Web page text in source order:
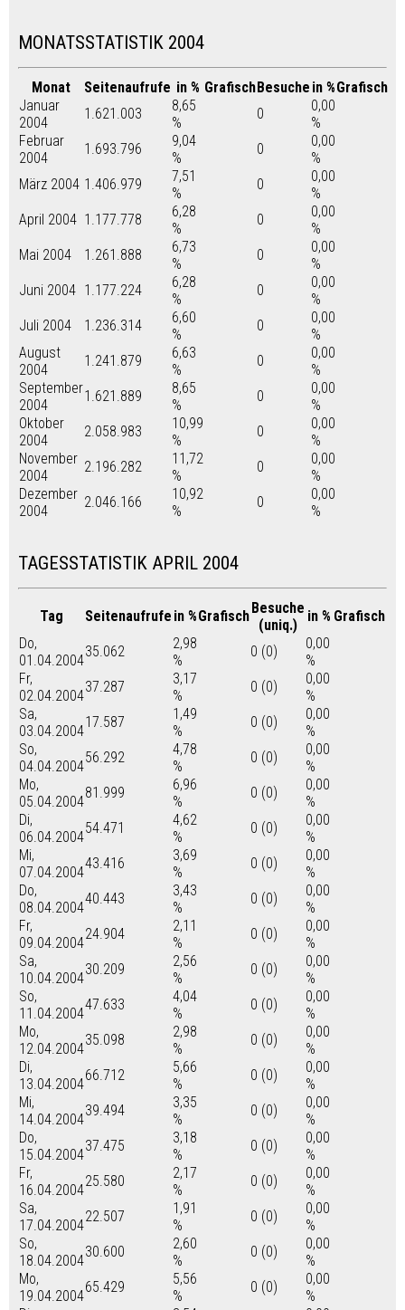
MONATSSTATISTIK 2004
Monat Seitenaufrufe in % GrafischBesuche in %Grafisch
Januar
2004
1.621.003
8,65
%
0
0,00
%
Februar
2004
1.693.796
9,04
%
0
0,00
%
März 2004 1.406.979
7,51
%
0
0,00
%
April 2004 1.177.778
6,28
%
0
0,00
%
Mai 2004
1.261.888
6,73
%
0
0,00
%
Juni 2004 1.177.224
6,28
%
0
0,00
%
Juli 2004
1.236.314
6,60
%
0
0,00
%
August
2004
1.241.879
6,63
%
0
0,00
%
September
2004
1.621.889
8,65
%
0
0,00
%
Oktober
2004
2.058.983
10,99
%
0
0,00
%
November
2004
2.196.282
11,72
%
0
0,00
%
Dezember
2004
2.046.166
10,92
%
0
0,00
%
TAGESSTATISTIK APRIL 2004
Tag Seitenaufrufe in %GrafischBesuche
(uniq.)
in % Grafisch
Do,
01.04.2004
35.062
2,98
%
0 (0)
0,00
%
Fr,
02.04.2004
37.287
3,17
%
0 (0)
0,00
%
Sa,
03.04.2004
17.587
1,49
%
0 (0)
0,00
%
So,
04.04.2004
56.292
4,78
%
0 (0)
0,00
%
Mo,
05.04.2004
81.999
6,96
%
0 (0)
0,00
%
Di,
06.04.2004
54.471
4,62
%
0 (0)
0,00
%
Mi,
07.04.2004
43.416
3,69
%
0 (0)
0,00
%
Do,
08.04.2004
40.443
3,43
%
0 (0)
0,00
%
Fr,
09.04.2004
24.904
2,11
%
0 (0)
0,00
%
Sa,
10.04.2004
30.209
2,56
%
0 (0)
0,00
%
So,
11.04.2004
47.633
4,04
%
0 (0)
0,00
%
Mo,
12.04.2004
35.098
2,98
%
0 (0)
0,00
%
Di,
13.04.2004
66.712
5,66
%
0 (0)
0,00
%
Mi,
14.04.2004
39.494
3,35
%
0 (0)
0,00
%
Do,
15.04.2004
37.475
3,18
%
0 (0)
0,00
%
Fr,
16.04.2004
25.580
2,17
%
0 (0)
0,00
%
Sa,
17.04.2004
22.507
1,91
%
0 (0)
0,00
%
So,
18.04.2004
30.600
2,60
%
0 (0)
0,00
%
Mo,
19.04.2004
65.429
5,56
%
0 (0)
0,00
%